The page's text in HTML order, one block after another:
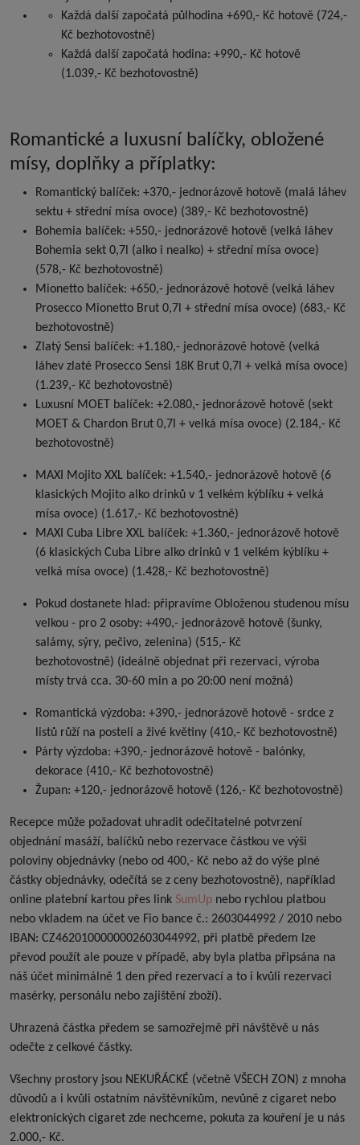
Každá další započatá půlhodina +690,- Kč hotově (724,-
Kč bezhotovostně)
Každá další započatá hodina: +990,- Kč hotově
(1.039,- Kč bezhotovostně)
Romantické a luxusní balíčky, obložené
mísy, doplňky a příplatky:
Romantický balíček: +370,- jednorázově hotově (malá láhev
sektu + střední mísa ovoce) (389,- Kč bezhotovostně)
Bohemia balíček: +550,- jednorázově hotově (velká láhev
Bohemia sekt 0,7l (alko i nealko) + střední mísa ovoce)
(578,- Kč bezhotovostně)
Mionetto balíček: +650,- jednorázově hotově (velká láhev
Prosecco Mionetto Brut 0,7l + střední mísa ovoce) (683,- Kč
bezhotovostně)
Zlatý Sensi balíček: +1.180,- jednorázově hotově (velká
láhev zlaté Prosecco Sensi 18K Brut 0,7l + velká mísa ovoce)
(1.239,- Kč bezhotovostně)
Luxusní MOET balíček: +2.080,- jednorázově hotově (sekt
MOET & Chardon Brut 0,7l + velká mísa ovoce) (2.184,- Kč
bezhotovostně)
MAXI Mojito XXL balíček: +1.540,- jednorázově hotově (6
klasických Mojito alko drinků v 1 velkém kýblíku + velká
mísa ovoce) (1.617,- Kč bezhotovostně)
MAXI Cuba Libre XXL balíček: +1.360,- jednorázově hotově
(6 klasických Cuba Libre alko drinků v 1 velkém kýblíku +
velká mísa ovoce) (1.428,- Kč bezhotovostně)
Pokud dostanete hlad: připravíme Obloženou studenou mísu
velkou - pro 2 osoby: +490,- jednorázově hotově (šunky,
salámy, sýry, pečivo, zelenina) (515,- Kč
bezhotovostně) (ideálně objednat při rezervaci, výroba
místy trvá cca. 30-60 min a po 20:00 není možná)
Romantická výzdoba: +390,- jednorázově hotově - srdce z
listů růží na posteli a živé květiny (410,- Kč bezhotovostně)
Párty výzdoba: +390,- jednorázově hotově - balónky,
dekorace (410,- Kč bezhotovostně)
Župan: +120,- jednorázově hotově (126,- Kč bezhotovostně)
Recepce může požadovat uhradit odečitatelné potvrzení
objednání masáží, balíčků nebo rezervace částkou ve výši
poloviny objednávky (nebo od 400,- Kč nebo až do výše plné
částky objednávky, odečítá se z ceny bezhotovostně), například
online platební kartou přes link SumUp nebo rychlou platbou
nebo vkladem na účet ve Fio bance č.: 2603044992 / 2010 nebo
IBAN: CZ4620100000002603044992, při platbě předem lze
převod použít ale pouze v případě, aby byla platba připsána na
náš účet minimálně 1 den před rezervací a to i kvůli rezervaci
masérky, personálu nebo zajištění zboží).
Uhrazená částka předem se samozřejmě při návštěvě u nás
odečte z celkové částky.
Všechny prostory jsou NEKUŘÁCKÉ (včetně VŠECH ZON) z mnoha
důvodů a i kvůli ostatním návštěvníkům, nevůně z cigaret nebo
elektronických cigaret zde nechceme, pokuta za kouření je u nás
2.000,- Kč.